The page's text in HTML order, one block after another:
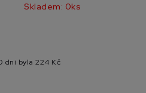
Skladem: 0ks
dní byla 224 Kč